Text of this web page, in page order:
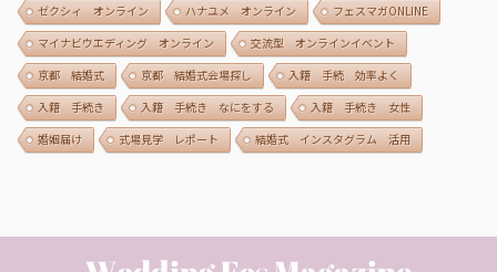
ゼクシィ オンライン
ハナユメ オンライン
フェスマガONLINE
マイナビウエディング オンライン
交流型 オンラインイベント
京都 結婚式
京都 結婚式会場探し
入籍 手続 効率よく
入籍 手続き
入籍 手続き なにをする
入籍 手続き 女性
婚姻届け
式場見学 レポート 結婚式 インスタグラム 活用